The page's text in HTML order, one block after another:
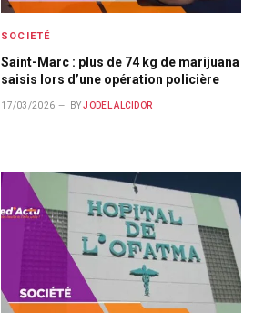
SOCIETÉ
Saint-Marc : plus de 74 kg de marijuana
saisis lors d’une opération policière
17/03/2026 BY JODEL ALCIDOR